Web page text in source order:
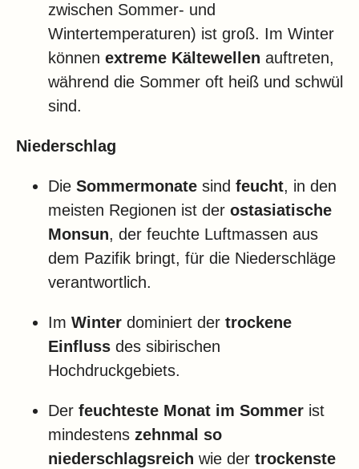
zwischen Sommer- und
Wintertemperaturen) ist groß. Im Winter
können extreme Kältewellen auftreten,
während die Sommer oft heiß und schwül
sind.
Niederschlag
Die Sommermonate sind feucht, in den
meisten Regionen ist der ostasiatische
Monsun, der feuchte Luftmassen aus
dem Pazifik bringt, für die Niederschläge
verantwortlich.
Im Winter dominiert der trockene
Einfluss des sibirischen
Hochdruckgebiets.
Der feuchteste Monat im Sommer ist
mindestens zehnmal so
niederschlagsreich wie der trockenste